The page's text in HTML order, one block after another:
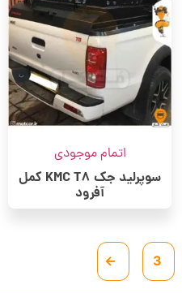
اتمام موجودی
سوپرلید جک KMC T8 کمل
آفرود
3
←